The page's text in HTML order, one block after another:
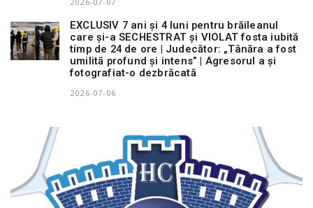
EXCLUSIV 7 ani și 4 luni pentru brăileanul
care și-a SECHESTRAT și VIOLAT fosta iubită
timp de 24 de ore | Judecător: „Tânăra a fost
umilită profund și intens” | Agresorul a și
fotografiat-o dezbrăcată
2026-07-06